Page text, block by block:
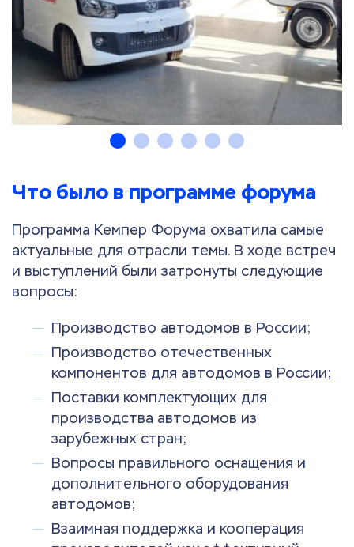
Что было в программе форума
Программа Кемпер Форума охватила самые
актуальные для отрасли темы. В ходе встреч
и выступлений были затронуты следующие
вопросы:
Производство автодомов в России;
Производство отечественных
компонентов для автодомов в России;
Поставки комплектующих для
производства автодомов из
зарубежных стран;
Вопросы правильного оснащения и
дополнительного оборудования
автодомов;
Взаимная поддержка и кооперация